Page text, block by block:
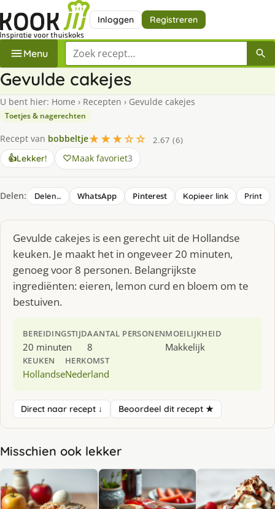
Inloggen Registreren
Menu Zoek een recept
Gevulde cakejes
U bent hier: Home › Recepten › Gevulde cakejes
Toetjes & nagerechten
Recept van bobbeltje★★★☆☆
2.67 (6)
👍Lekker! Maak favoriet3
Delen: Delen… WhatsApp Pinterest Kopieer link Print
Gevulde cakejes is een gerecht uit de Hollandse
keuken. Je maakt het in ongeveer 20 minuten,
genoeg voor 8 personen. Belangrijkste
ingrediënten: eieren, lemon curd en bloem om te
bestuiven.
BEREIDINGSTIJD
20 minuten
AANTAL PERSONEN
8
MOEILIJKHEID
Makkelijk
KEUKEN
Hollandse
HERKOMST
Nederland
Direct naar recept ↓ Beoordeel dit recept ★
Misschien ook lekker